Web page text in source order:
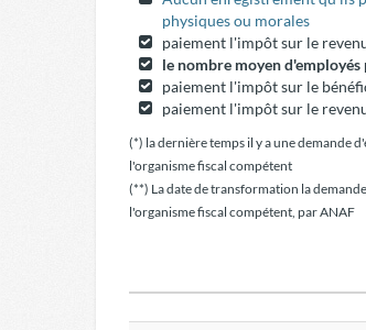
physiques ou morales
paiement l'impôt sur le
le nombre moyen
paiement l'impôt sur le
paiement l'impôt sur le
(*) la dernière temps il y a une demande
l'organisme fiscal compétent
(**) La date de transformation la
l'organisme fiscal compétent, par ANAF